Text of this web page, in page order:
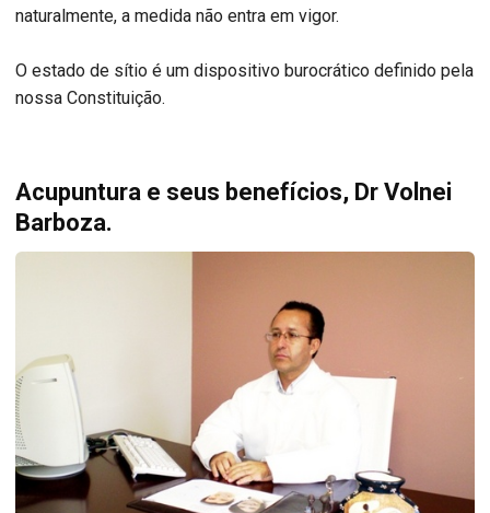
naturalmente, a medida não entra em vigor.
O estado de sítio é um dispositivo burocrático definido pela
nossa Constituição.
Acupuntura e seus benefícios, Dr Volnei
Barboza.